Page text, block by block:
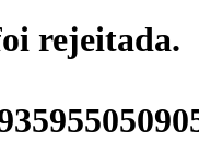
rejeitada.